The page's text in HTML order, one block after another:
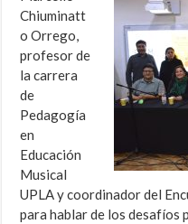
Chiuminatt
o Orrego,
profesor de
la carrera
de
Pedagogía
en
Educación
Musical
UPLA y coordinador del
para hablar de los desafíos